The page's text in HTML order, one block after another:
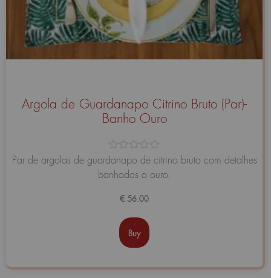
Argola de Guardanapo Citrino Bruto (Par)-
Banho Ouro
Avaliação
de
Par de argolas de guardanapo de citrino bruto com detalhes
banhados a ouro.
€ 56.00
Buy